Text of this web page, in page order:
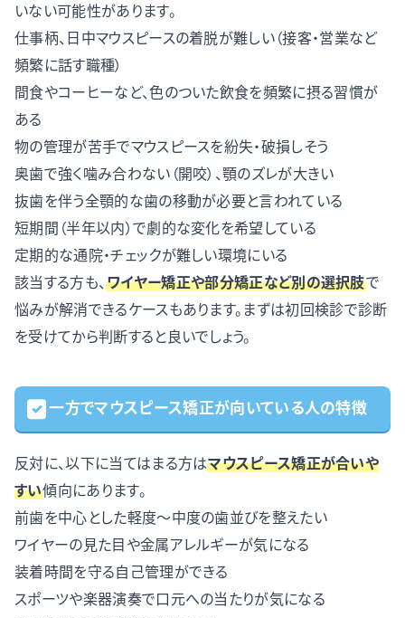
いない可能性があります。
仕事柄、日中マウスピースの着脱が難しい（接客・営業など
頻繁に話す職種）
間食やコーヒーなど、色のついた飲食を頻繁に摂る習慣が
ある
物の管理が苦手でマウスピースを紛失・破損しそう
奥歯で強く噛み合わない（開咬）、顎のズレが大きい
抜歯を伴う全顎的な歯の移動が必要と言われている
短期間（半年以内）で劇的な変化を希望している
定期的な通院・チェックが難しい環境にいる
該当する方も、ワイヤー矯正や部分矯正など別の選択肢で
悩みが解消できるケースもあります。まずは初回検診で診断
を受けてから判断すると良いでしょう。
一方でマウスピース矯正が向いている人の特徴
反対に、以下に当てはまる方はマウスピース矯正が合いや
すい傾向にあります。
前歯を中心とした軽度〜中度の歯並びを整えたい
ワイヤーの見た目や金属アレルギーが気になる
装着時間を守る自己管理ができる
スポーツや楽器演奏で口元への当たりが気になる